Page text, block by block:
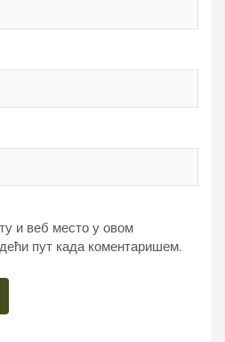
и веб место у овом
пут када коментаришем.